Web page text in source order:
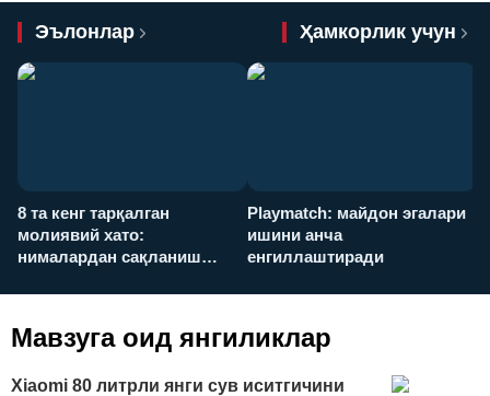
Эълонлар Ҳамкорлик учун
8 та кенг тарқалган
молиявий хато:
нималардан сақланиш
Playmatch: майдон эгалари
ишини анча
енгиллаштиради
Мавзуга оид янгиликлар
Xiaomi 80 литрли янги сув иситгичини